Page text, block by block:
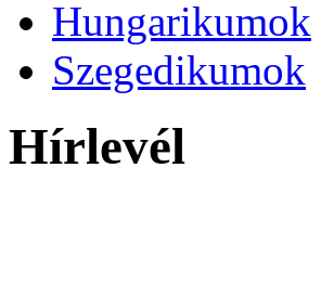
Hungarikumok
Szegedikumok
Hírlevél